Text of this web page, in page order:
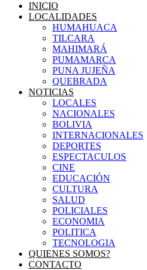
INICIO
LOCALIDADES
HUMAHUACA
TILCARA
MAHIMARÁ
PUMAMARCA
PUNA JUJEÑA
QUEBRADA
NOTICIAS
LOCALES
NACIONALES
BOLIVIA
INTERNACIONALES
DEPORTES
ESPECTACULOS
CINE
EDUCACIÓN
CULTURA
SALUD
POLICIALES
ECONOMIA
POLITICA
TECNOLOGIA
QUIENES SOMOS?
CONTACTO